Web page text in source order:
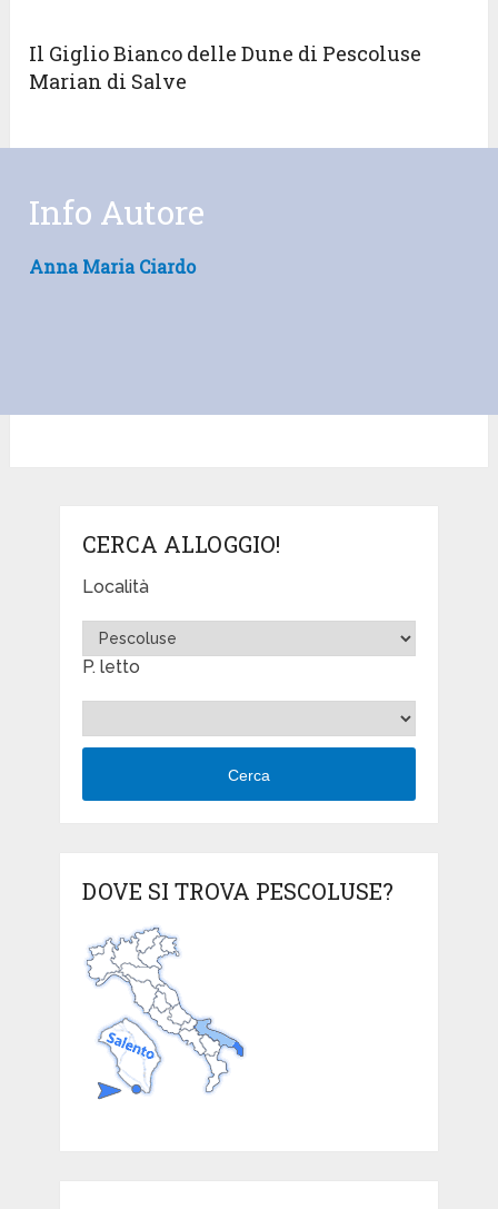
Il Giglio Bianco delle Dune di Pescoluse
Marian di Salve
Info Autore
Anna Maria Ciardo
CERCA ALLOGGIO!
Località
P. letto
Cerca
DOVE SI TROVA PESCOLUSE?